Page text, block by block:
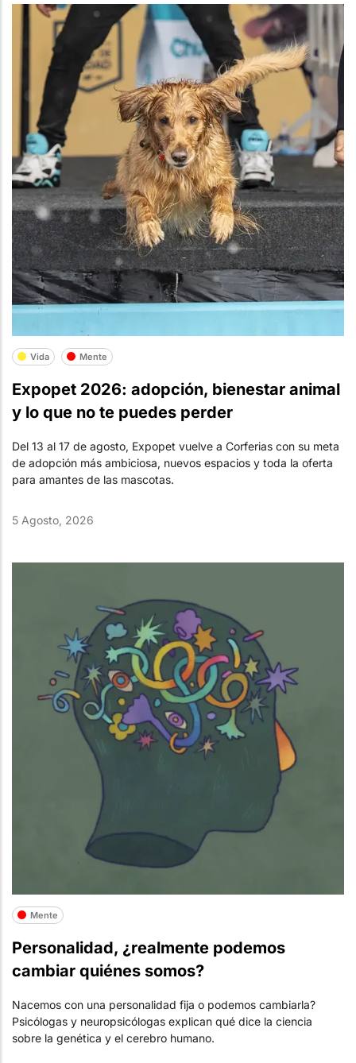
Vida Mente
Expopet 2026: adopción, bienestar animal
y lo que no te puedes perder
Del 13 al 17 de agosto, Expopet vuelve a Corferias con su meta
de adopción más ambiciosa, nuevos espacios y toda la oferta
para amantes de las mascotas.
5 Agosto, 2026
Mente
Personalidad, ¿realmente podemos
cambiar quiénes somos?
Nacemos con una personalidad fija o podemos cambiarla?
Psicólogas y neuropsicólogas explican qué dice la ciencia
sobre la genética y el cerebro humano.